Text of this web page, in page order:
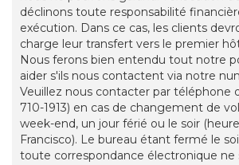
déclinons toute responsabilité
exécution. Dans ce cas, les clients
charge leur transfert vers le premier
Nous ferons bien entendu tout notre
aider s'ils nous contactent via notre
Veuillez nous contacter par téléphone
710-1913) en cas de changement de
week-end, un jour férié ou le soir
Francisco). Le bureau étant fermé le
toute correspondance électronique ne